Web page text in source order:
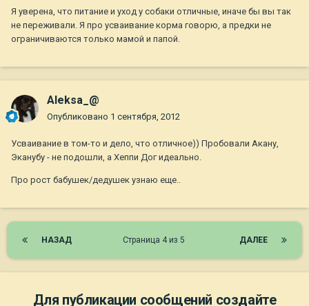
Я уверена, что питание и уход у собаки отличные, иначе бы вы так
не переживали. Я про усваивание корма говорю, а предки не
ограничиваются только мамой и папой.
Aleksa_@
Опубликовано 1 сентября, 2012
Усваивание в том-то и дело, что отличное)) Пробовали Акану,
Эканубу - не подошли, а Хеппи Дог идеально.
Про рост бабушек/дедушек узнаю еще..
НАЗАД ДАЛЕЕ
Страница 4 из 5
Для публикации сообщений создайте